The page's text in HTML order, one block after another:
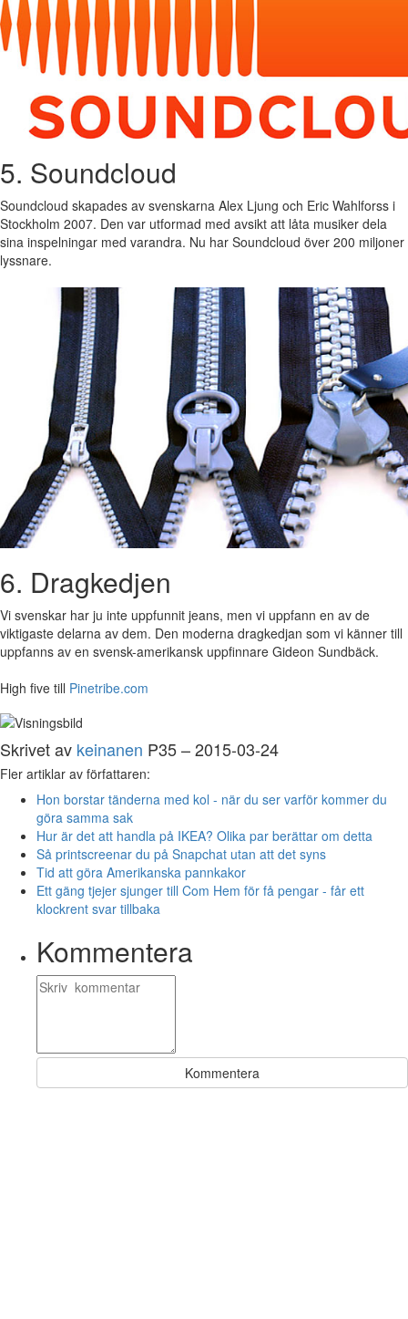
5. Soundcloud
Soundcloud skapades av svenskarna Alex Ljung och Eric Wahlforss i
Stockholm 2007. Den var utformad med avsikt att låta musiker dela
sina inspelningar med varandra. Nu har Soundcloud över 200 miljoner
lyssnare.
6. Dragkedjen
Vi svenskar har ju inte uppfunnit jeans, men vi uppfann en av de
viktigaste delarna av dem. Den moderna dragkedjan som vi känner till
uppfanns av en svensk-amerikansk uppfinnare Gideon Sundbäck.
High five till Pinetribe.com
Skrivet av keinanen P35 – 2015-03-24
Fler artiklar av författaren:
Hon borstar tänderna med kol - när du ser varför kommer du
göra samma sak
Hur är det att handla på IKEA? Olika par berättar om detta
Så printscreenar du på Snapchat utan att det syns
Tid att göra Amerikanska pannkakor
Ett gäng tjejer sjunger till Com Hem för få pengar - får ett
klockrent svar tillbaka
Kommentera
Kommentera